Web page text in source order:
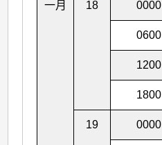
一月 18 0000
0600
1200
1800
19 0000